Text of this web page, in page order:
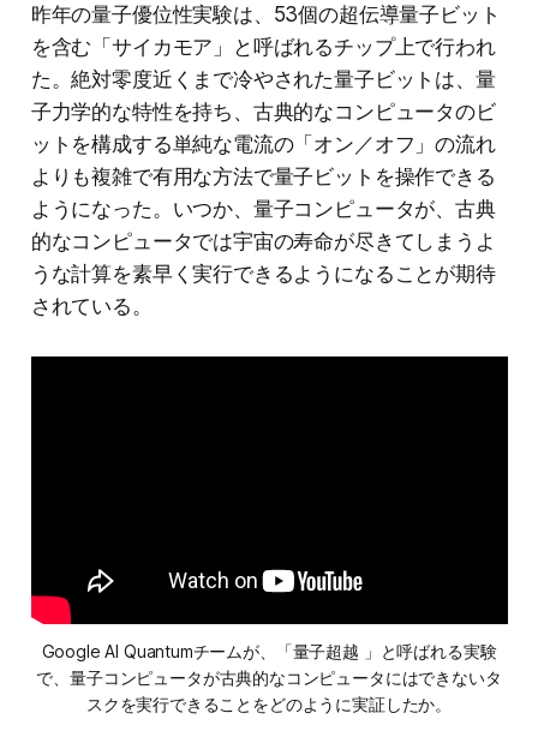
昨年の量子優位性実験は、53個の超伝導量子ビット
を含む「サイカモア」と呼ばれるチップ上で行われ
た。絶対零度近くまで冷やされた量子ビットは、量
子力学的な特性を持ち、古典的なコンピュータのビ
ットを構成する単純な電流の「オン／オフ」の流れ
よりも複雑で有用な方法で量子ビットを操作できる
ようになった。いつか、量子コンピュータが、古典
的なコンピュータでは宇宙の寿命が尽きてしまうよ
うな計算を素早く実行できるようになることが期待
されている。
Google AI Quantumチームが、「量子超越 」と呼ばれる実験
で、量子コンピュータが古典的なコンピュータにはできないタ
スクを実行できることをどのように実証したか。